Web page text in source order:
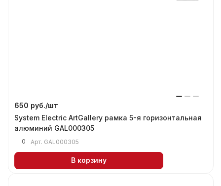
650 руб./шт
System Electric ArtGallery рамка 5-я горизонтальная
алюминий GAL000305
0 Арт. GAL000305
В корзину